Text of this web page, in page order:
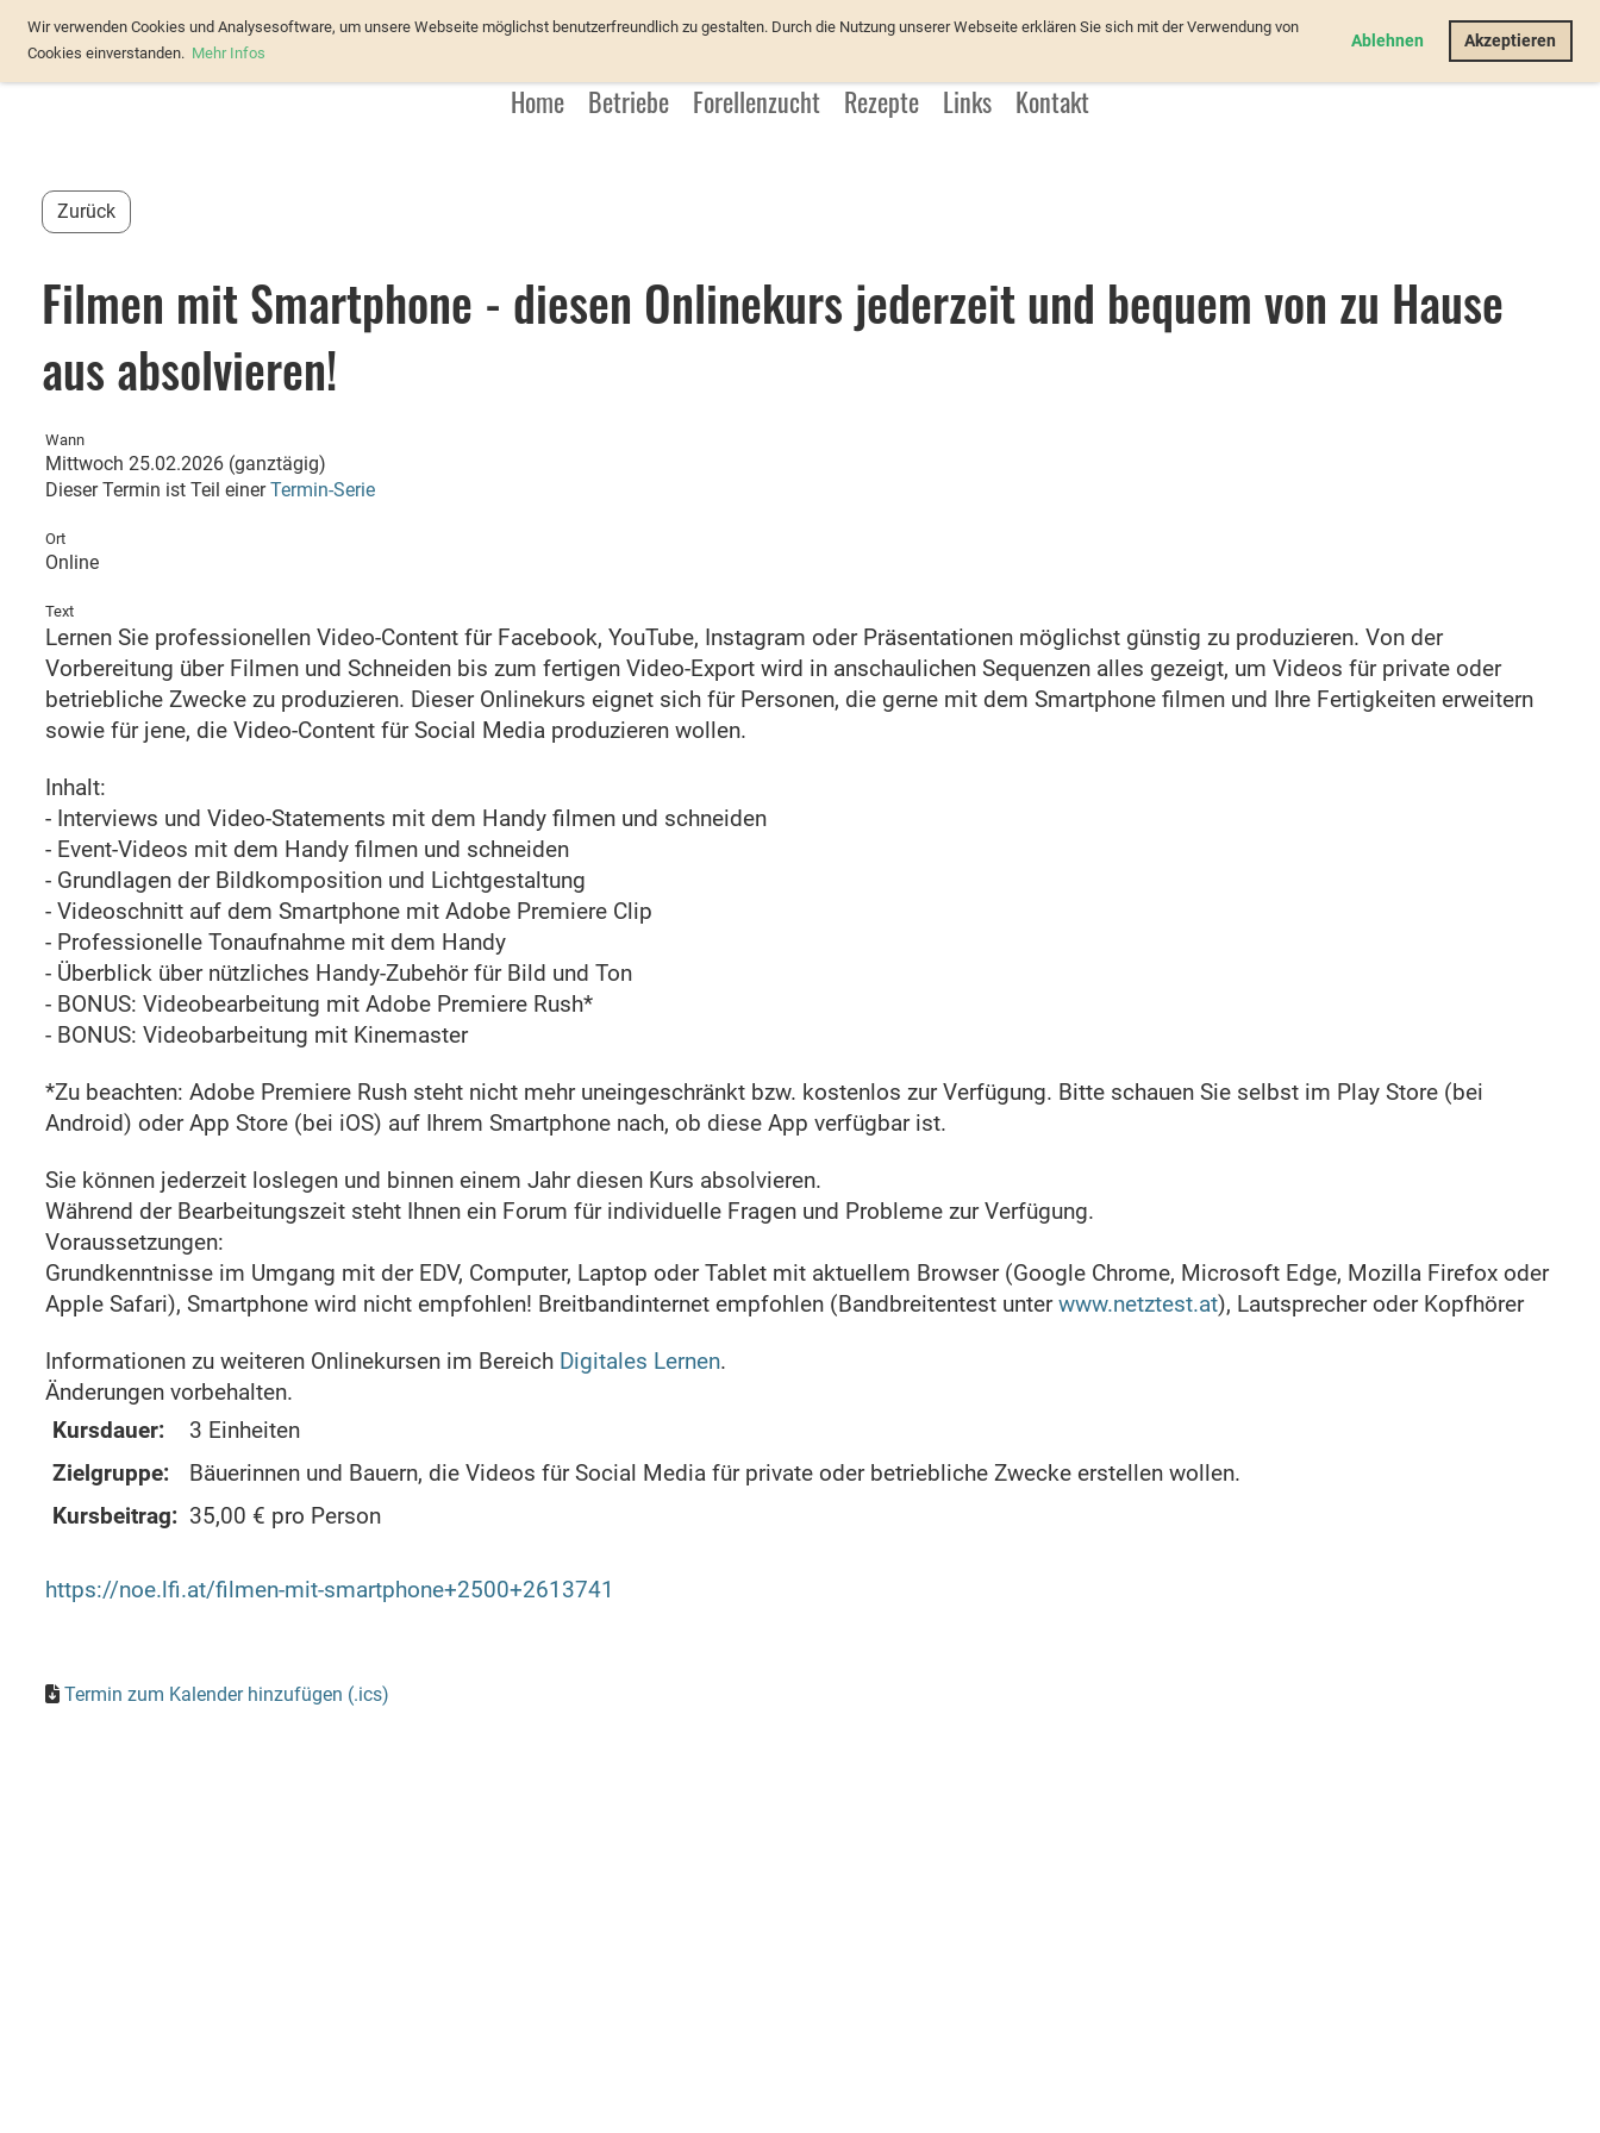
Wir verwenden Cookies und Analysesoftware, um unsere Webseite möglichst benutzerfreundlich zu gestalten. Durch die Nutzung unserer Webseite erklären Sie sich mit der Verwendung von
Cookies einverstanden. Mehr Infos
Ablehnen Akzeptieren
Verband Österreichischer Forellenzüchter Login
Home Betriebe Forellenzucht Rezepte Links Kontakt
Zurück
Filmen mit Smartphone - diesen Onlinekurs jederzeit und bequem von zu Hause
aus absolvieren!
Wann
Mittwoch 25.02.2026 (ganztägig)
Dieser Termin ist Teil einerTermin-Serie
Ort
Online
Text
Lernen Sie professionellen Video-Content für Facebook, YouTube, Instagram oder Präsentationen möglichst günstig zu produzieren. Von der
Vorbereitung über Filmen und Schneiden bis zum fertigen Video-Export wird in anschaulichen Sequenzen alles gezeigt, um Videos für private oder
betriebliche Zwecke zu produzieren. Dieser Onlinekurs eignet sich für Personen, die gerne mit dem Smartphone filmen und Ihre Fertigkeiten erweitern
sowie für jene, die Video-Content für Social Media produzieren wollen.
Inhalt:
- Interviews und Video-Statements mit dem Handy filmen und schneiden
- Event-Videos mit dem Handy filmen und schneiden
- Grundlagen der Bildkomposition und Lichtgestaltung
- Videoschnitt auf dem Smartphone mit Adobe Premiere Clip
- Professionelle Tonaufnahme mit dem Handy
- Überblick über nützliches Handy-Zubehör für Bild und Ton
- BONUS: Videobearbeitung mit Adobe Premiere Rush*
- BONUS: Videobarbeitung mit Kinemaster
*Zu beachten: Adobe Premiere Rush steht nicht mehr uneingeschränkt bzw. kostenlos zur Verfügung. Bitte schauen Sie selbst im Play Store (bei
Android) oder App Store (bei iOS) auf Ihrem Smartphone nach, ob diese App verfügbar ist.
Sie können jederzeit loslegen und binnen einem Jahr diesen Kurs absolvieren.
Während der Bearbeitungszeit steht Ihnen ein Forum für individuelle Fragen und Probleme zur Verfügung.
Voraussetzungen:
Grundkenntnisse im Umgang mit der EDV, Computer, Laptop oder Tablet mit aktuellem Browser (Google Chrome, Microsoft Edge, Mozilla Firefox oder
Apple Safari), Smartphone wird nicht empfohlen! Breitbandinternet empfohlen (Bandbreitentest unterwww.netztest.at), Lautsprecher oder Kopfhörer
Informationen zu weiteren Onlinekursen im Bereich Digitales Lernen.
Änderungen vorbehalten.
Kursdauer:
3 Einheiten
Zielgruppe:
Bäuerinnen und Bauern, die Videos für Social Media für private oder betriebliche Zwecke erstellen wollen.
Kursbeitrag: 35,00 € pro Person
https://noe.lfi.at/filmen-mit-smartphone+2500+2613741
Termin zum Kalender hinzufügen (.ics)